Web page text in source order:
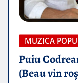
MUZICA
Puiu
(Beau vin